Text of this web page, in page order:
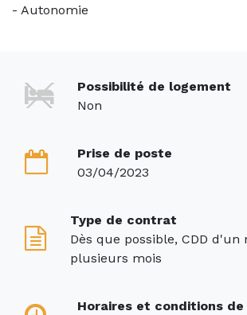
- Autonomie
Possibilité de logement
Non
Prise de poste
03/04/2023
Type de contrat
Dès que possible, CDD d'un
plusieurs mois
Horaires et conditions